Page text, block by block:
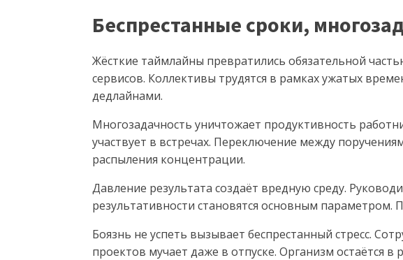
Беспрестанные сроки,
Жёсткие таймлайны превратились обязательной
сервисов. Коллективы трудятся в рамках ужатых
дедлайнами.
Многозадачность уничтожает продуктивность
участвует в встречах. Переключение между
распыления концентрации.
Давление результата создаёт вредную среду.
результативности становятся основным
Боязнь не успеть вызывает беспрестанный стресс.
проектов мучает даже в отпуске. Организм остаётся